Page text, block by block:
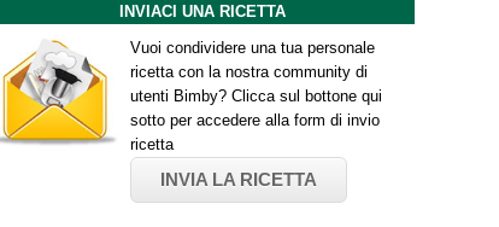
INVIACI UNA RICETTA
Vuoi condividere una tua personale
ricetta con la nostra community di
utenti Bimby? Clicca sul bottone qui
sotto per accedere alla form di invio
ricetta
INVIA LA RICETTA